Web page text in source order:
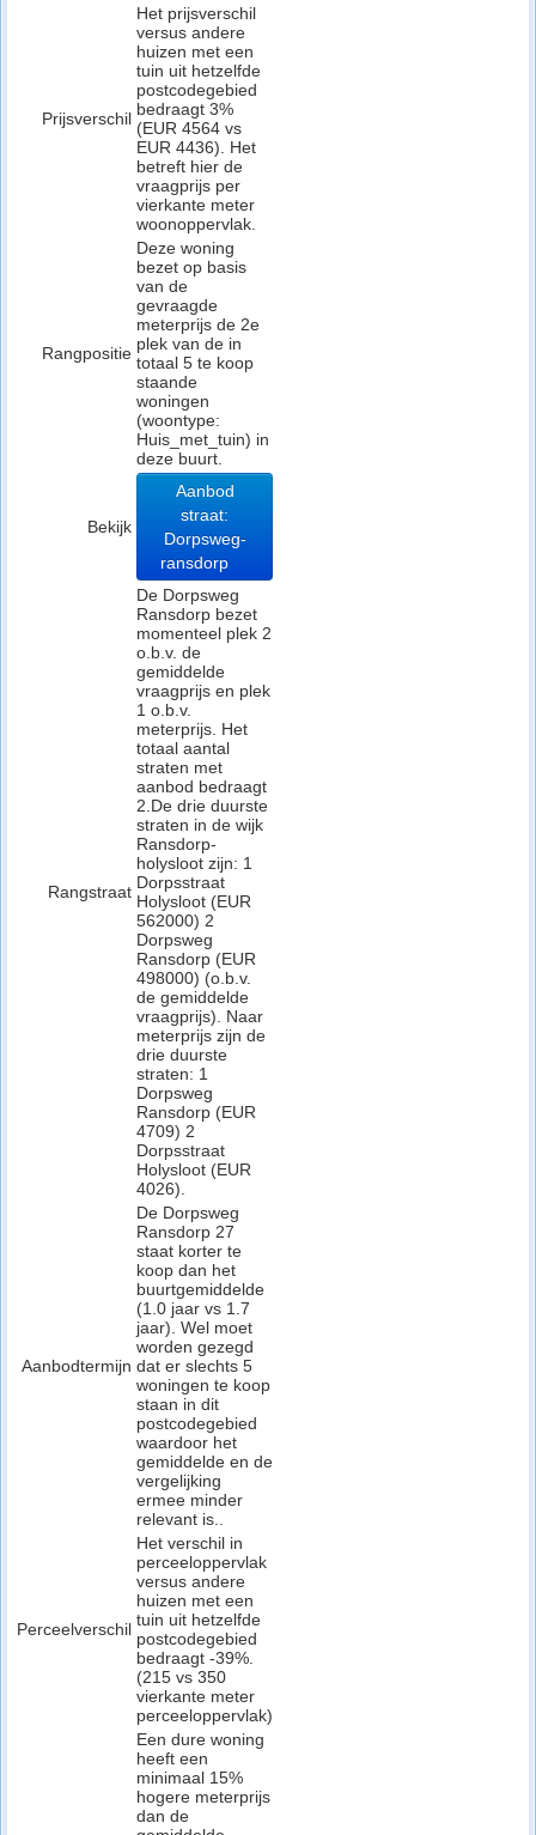
Prijsverschil
Het prijsverschil
versus andere
huizen met een
tuin uit hetzelfde
postcodegebied
bedraagt 3%
(EUR 4564 vs
EUR 4436). Het
betreft hier de
vraagprijs per
vierkante meter
woonoppervlak.
Rangpositie
Deze woning
bezet op basis
van de
gevraagde
meterprijs de 2e
plek van de in
totaal 5 te koop
staande
woningen
(woontype:
Huis_met_tuin) in
deze buurt.
Bekijk
Aanbod
straat:
Dorpsweg-
ransdorp
Rangstraat
De Dorpsweg
Ransdorp bezet
momenteel plek 2
o.b.v. de
gemiddelde
vraagprijs en plek
1 o.b.v.
meterprijs. Het
totaal aantal
straten met
aanbod bedraagt
2.De drie duurste
straten in de wijk
Ransdorp-
holysloot zijn: 1
Dorpsstraat
Holysloot (EUR
562000) 2
Dorpsweg
Ransdorp (EUR
498000) (o.b.v.
de gemiddelde
vraagprijs). Naar
meterprijs zijn de
drie duurste
straten: 1
Dorpsweg
Ransdorp (EUR
4709) 2
Dorpsstraat
Holysloot (EUR
4026).
Aanbodtermijn
De Dorpsweg
Ransdorp 27
staat korter te
koop dan het
buurtgemiddelde
(1.0 jaar vs 1.7
jaar). Wel moet
worden gezegd
dat er slechts 5
woningen te koop
staan in dit
postcodegebied
waardoor het
gemiddelde en de
vergelijking
ermee minder
relevant is..
Perceelverschil
Het verschil in
perceeloppervlak
versus andere
huizen met een
tuin uit hetzelfde
postcodegebied
bedraagt -39%.
(215 vs 350
vierkante meter
perceeloppervlak)
Een dure woning
heeft een
minimaal 15%
hogere meterprijs
dan de